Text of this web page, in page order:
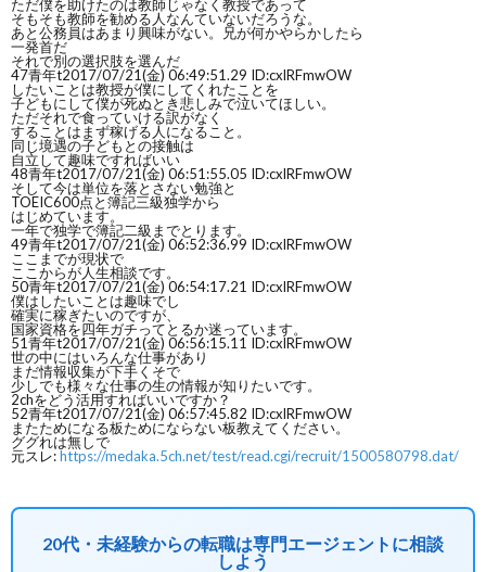
ただ僕を助けたのは教師じゃなく教授であって
そもそも教師を勧める人なんていないだろうな。
あと公務員はあまり興味がない。兄が何かやらかしたら
一発首だ
それで別の選択肢を選んだ
47青年t2017/07/21(金) 06:49:51.29 ID:cxlRFmwOW
したいことは教授が僕にしてくれたことを
子どもにして僕が死ぬとき悲しみで泣いてほしい。
ただそれで食っていける訳がなく
することはまず稼げる人になること。
同じ境遇の子どもとの接触は
自立して趣味ですればいい
48青年t2017/07/21(金) 06:51:55.05 ID:cxlRFmwOW
そして今は単位を落とさない勉強と
TOEIC600点と簿記三級独学から
はじめています。
一年で独学で簿記二級までとります。
49青年t2017/07/21(金) 06:52:36.99 ID:cxlRFmwOW
ここまでが現状で
ここからが人生相談です。
50青年t2017/07/21(金) 06:54:17.21 ID:cxlRFmwOW
僕はしたいことは趣味でし
確実に稼ぎたいのですが、
国家資格を四年ガチってとるか迷っています。
51青年t2017/07/21(金) 06:56:15.11 ID:cxlRFmwOW
世の中にはいろんな仕事があり
まだ情報収集が下手くそで
少しでも様々な仕事の生の情報が知りたいです。
2chをどう活用すればいいですか？
52青年t2017/07/21(金) 06:57:45.82 ID:cxlRFmwOW
またためになる板ためにならない板教えてください。
ググれは無しで
元スレ:https://medaka.5ch.net/test/read.cgi/recruit/1500580798.dat/
20代・未経験からの転職は専門エージェントに相談
しよう